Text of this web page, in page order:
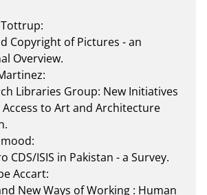
Copyright of Pictures - an
Overview.
Libraries Group: New Initiatives
to Art and Architecture
CDS/ISIS in Pakistan - a Survey.
Accart:
New Ways of Working : Human